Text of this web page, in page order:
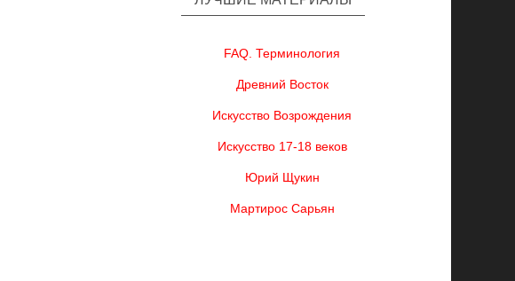
FAQ. Терминология
Древний Восток
Искусство Возрождения
Искусство 17-18 веков
Юрий Щукин
Мартирос Сарьян